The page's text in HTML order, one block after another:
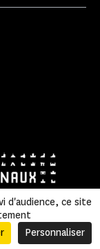
|
| Plan du site
d'audience, ce site
Personnaliser